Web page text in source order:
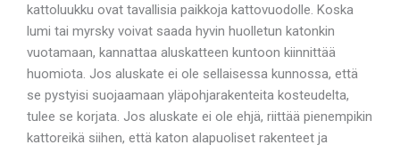
kattoluukku ovat tavallisia paikkoja kattovuodolle. Koska
lumi tai myrsky voivat saada hyvin huolletun katonkin
vuotamaan, kannattaa aluskatteen kuntoon kiinnittää
huomiota. Jos aluskate ei ole sellaisessa kunnossa, että
se pystyisi suojaamaan yläpohjarakenteita kosteudelta,
tulee se korjata. Jos aluskate ei ole ehjä, riittää pienempikin
kattoreikä siihen, että katon alapuoliset rakenteet ja